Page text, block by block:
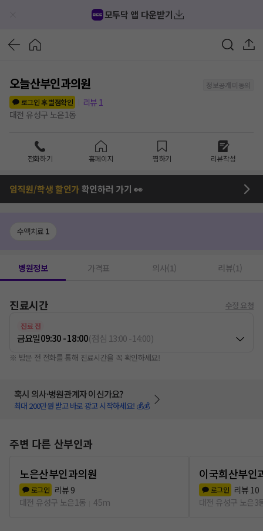
모두닥 앱 다운받기
오늘산부인과의원
정보공개 미동의
로그인 후 별점확인
리뷰 1
대전 유성구 노은1동
전화하기 홈페이지 찜하기 리뷰작성
임직원/학생 할인가확인하러 가기 👀
수액치료 1
병원정보 가격표 의사(1) 리뷰(1)
진료시간 수정 요청
진료 전
금요일09:30 - 18:00(점심 13:00-14:00)
※ 방문 전 전화를 통해 진료시간을 꼭 확인하세요!
혹시 의사·병원관계자 이신가요?
최대 200만원 받고 바로 광고 시작하세요! 💰💰
주변 다른 산부인과
노은산부인과의원
로그인 리뷰 9
대전 유성구 노은1동
45m
이국희산부인
로그인 리뷰 10
대전 유성구 노은3